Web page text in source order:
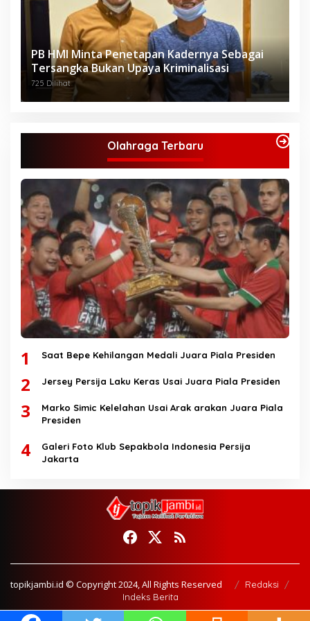
PB HMI Minta Penetapan Kadernya Sebagai
Tersangka Bukan Upaya Kriminalisasi
725 Dilihat
Olahraga Terbaru
1 Saat Bepe Kehilangan Medali Juara Piala Presiden
2 Jersey Persija Laku Keras Usai Juara Piala Presiden
3
Marko Simic Kelelahan Usai Arak arakan Juara Piala
Presiden
4
Galeri Foto Klub Sepakbola Indonesia Persija
Jakarta
topikjambi.id © Copyright 2024, All Rights Reserved
Redaksi
Indeks Berita